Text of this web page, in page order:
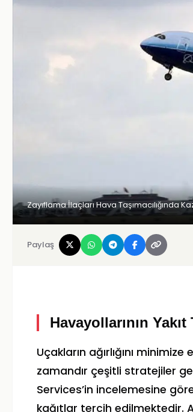
Zayıflama İlaçları Hava Taşımacılığında
Paylaş
Havayollarının
Uçakların ağırlığını
zamandır çeşitli stratejiler
Services’in incelemesine
kağıtlar tercih edilmektedir.